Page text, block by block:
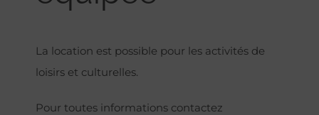
La location est possible pour les activités de
loisirs et culturelles.
Pour toutes informations contactez